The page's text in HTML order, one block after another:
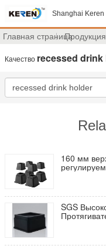
Shanghai Keren
Главная страницаПродукция
Качество recessed
160 мм
SGS